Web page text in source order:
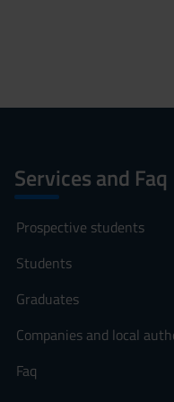
Services and Faq
Prospective students
Students
Graduates
Companies and local
Faq